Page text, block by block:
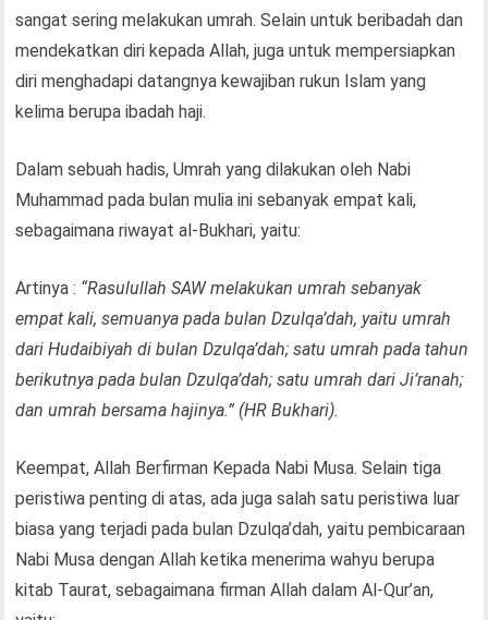
sangat sering melakukan umrah. Selain untuk beribadah dan
mendekatkan diri kepada Allah, juga untuk mempersiapkan
diri menghadapi datangnya kewajiban rukun Islam yang
kelima berupa ibadah haji.
Dalam sebuah hadis, Umrah yang dilakukan oleh Nabi
Muhammad pada bulan mulia ini sebanyak empat kali,
sebagaimana riwayat al-Bukhari, yaitu:
Artinya : “Rasulullah SAW melakukan umrah sebanyak
empat kali, semuanya pada bulan Dzulqa’dah, yaitu umrah
dari Hudaibiyah di bulan Dzulqa’dah; satu umrah pada tahun
berikutnya pada bulan Dzulqa’dah; satu umrah dari Ji’ranah;
dan umrah bersama hajinya.” (HR Bukhari).
Keempat, Allah Berfirman Kepada Nabi Musa. Selain tiga
peristiwa penting di atas, ada juga salah satu peristiwa luar
biasa yang terjadi pada bulan Dzulqa’dah, yaitu pembicaraan
Nabi Musa dengan Allah ketika menerima wahyu berupa
kitab Taurat, sebagaimana firman Allah dalam Al-Qur’an,